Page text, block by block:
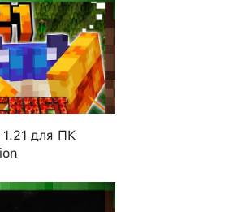
для ПК